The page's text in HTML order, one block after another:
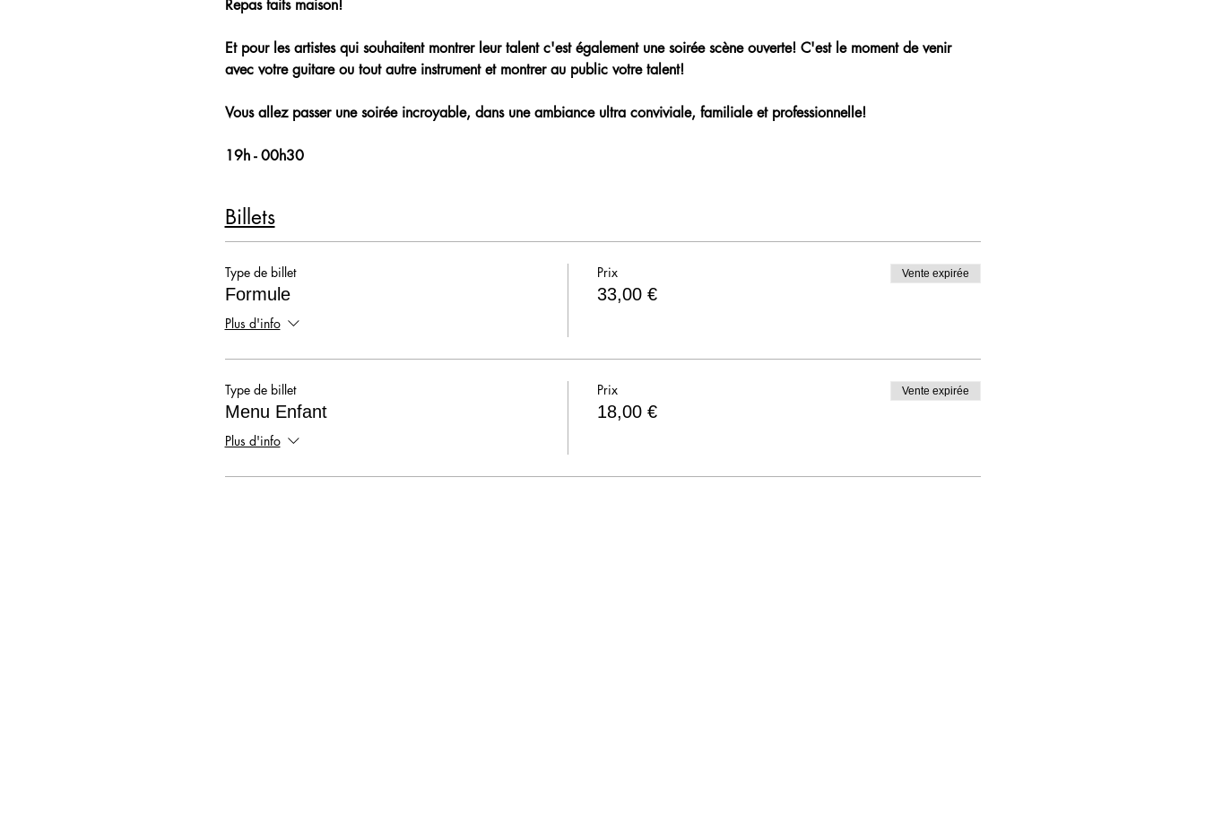
Repas faits maison!
Et pour les artistes qui souhaitent montrer leur talent c'est également une soirée scène ouverte! C'est le moment de venir
avec votre guitare ou tout autre instrument et montrer au public votre talent!
Vous allez passer une soirée incroyable, dans une ambiance ultra conviviale, familiale et professionnelle!
19h - 00h30
Billets
Type de billet
Formule
Plus d'info
Prix
33,00 €
Vente expirée
Type de billet
Menu Enfant
Plus d'info
Prix
18,00 €
Vente expirée